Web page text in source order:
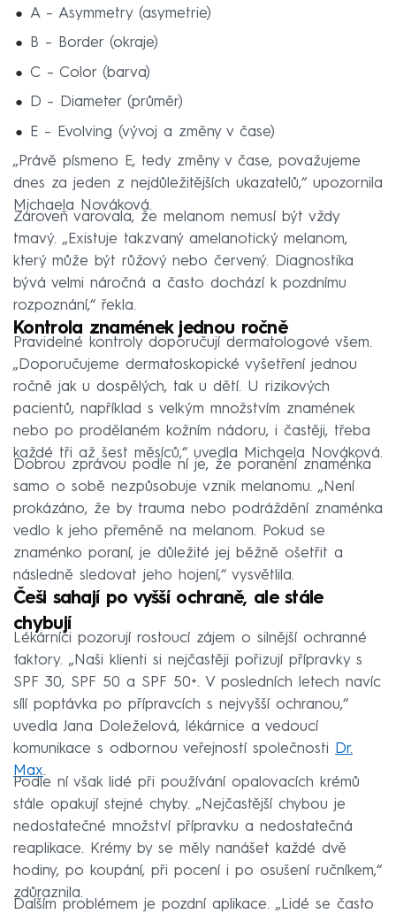
A – Asymmetry (asymetrie)
B – Border (okraje)
C – Color (barva)
D – Diameter (průměr)
E – Evolving (vývoj a změny v čase)
„Právě písmeno E, tedy změny v čase, považujeme
dnes za jeden z nejdůležitějších ukazatelů,“ upozornila
Michaela Nováková.
Zároveň varovala, že melanom nemusí být vždy
tmavý. „Existuje takzvaný amelanotický melanom,
který může být růžový nebo červený. Diagnostika
bývá velmi náročná a často dochází k pozdnímu
rozpoznání,“ řekla.
Kontrola znamének jednou ročně
Pravidelné kontroly doporučují dermatologové všem.
„Doporučujeme dermatoskopické vyšetření jednou
ročně jak u dospělých, tak u dětí. U rizikových
pacientů, například s velkým množstvím znamének
nebo po prodělaném kožním nádoru, i častěji, třeba
každé tři až šest měsíců,“ uvedla Michaela Nováková.
Dobrou zprávou podle ní je, že poranění znaménka
samo o sobě nezpůsobuje vznik melanomu. „Není
prokázáno, že by trauma nebo podráždění znaménka
vedlo k jeho přeměně na melanom. Pokud se
znaménko poraní, je důležité jej běžně ošetřit a
následně sledovat jeho hojení,“ vysvětlila.
Češi sahají po vyšší ochraně, ale stále
chybují
Lékárníci pozorují rostoucí zájem o silnější ochranné
faktory. „Naši klienti si nejčastěji pořizují přípravky s
SPF 30, SPF 50 a SPF 50+. V posledních letech navíc
sílí poptávka po přípravcích s nejvyšší ochranou,“
uvedla Jana Doleželová, lékárnice a vedoucí
komunikace s odbornou veřejností společnosti
Dr.
Max.
Podle ní však lidé při používání opalovacích krémů
stále opakují stejné chyby. „Nejčastější chybou je
nedostatečné množství přípravku a nedostatečná
reaplikace. Krémy by se měly nanášet každé dvě
hodiny, po koupání, při pocení i po osušení ručníkem,“
zdůraznila.
Dalším problémem je pozdní aplikace. „Lidé se často